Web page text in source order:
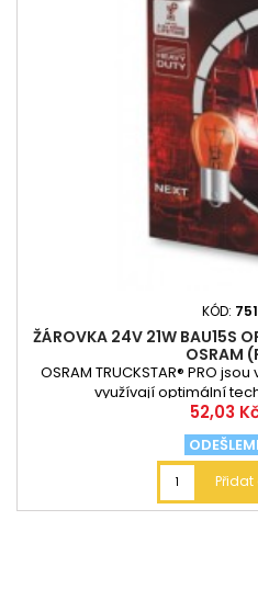
KÓD:
ŽÁROVKA 24V 21W BAU15S
OSRAM
OSRAM TRUCKSTAR® PRO
využívají optimální
Cena
52,03
Přidat